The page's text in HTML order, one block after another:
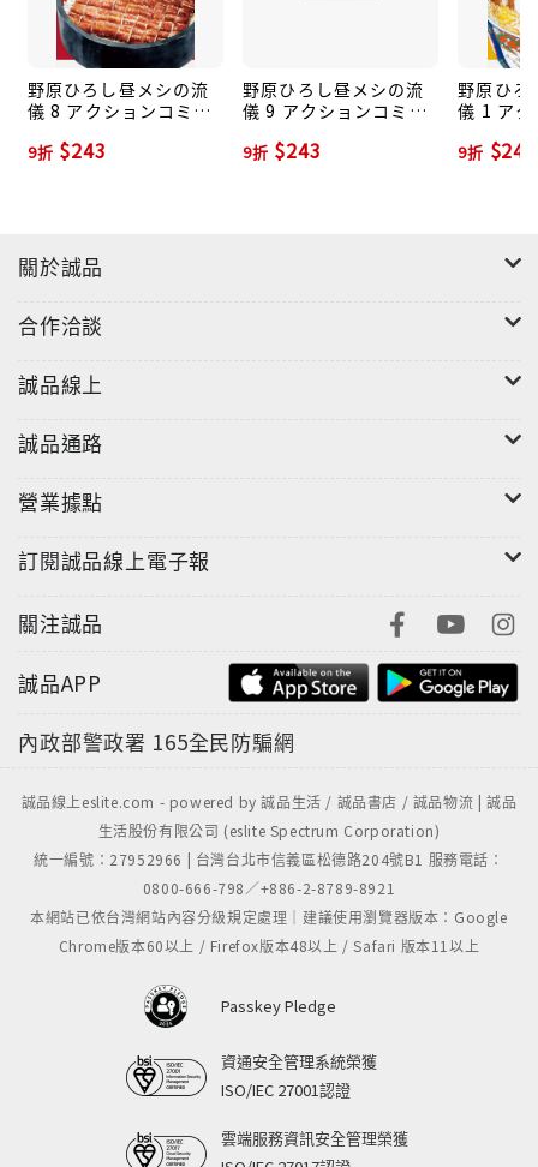
野原ひろし昼メシの流
儀 8 アクションコミッ
9折 $243
野原ひろし昼メシの流
儀 9 アクションコミッ
9折 $243
野原ひろ
儀 1 ア
9折 $243
關於誠品
合作洽談
誠品線上
誠品通路
營業據點
訂閱誠品線上電子報
關注誠品
誠品APP
內政部警政署 165全民防騙網
誠品線上eslite.com - powered by 誠品生活 / 誠品書店 / 誠品物流 | 誠品
生活股份有限公司 (eslite Spectrum Corporation)
統一編號：27952966 | 台灣台北市信義區松德路204號B1 服務電話：
0800-666-798／+886-2-8789-8921
本網站已依台灣網站內容分級規定處理｜建議使用瀏覽器版本：Google
Chrome版本60以上 / Firefox版本48以上 / Safari 版本11以上
Passkey Pledge
資通安全管理系統榮獲
ISO/IEC 27001認證
雲端服務資訊安全管理榮獲